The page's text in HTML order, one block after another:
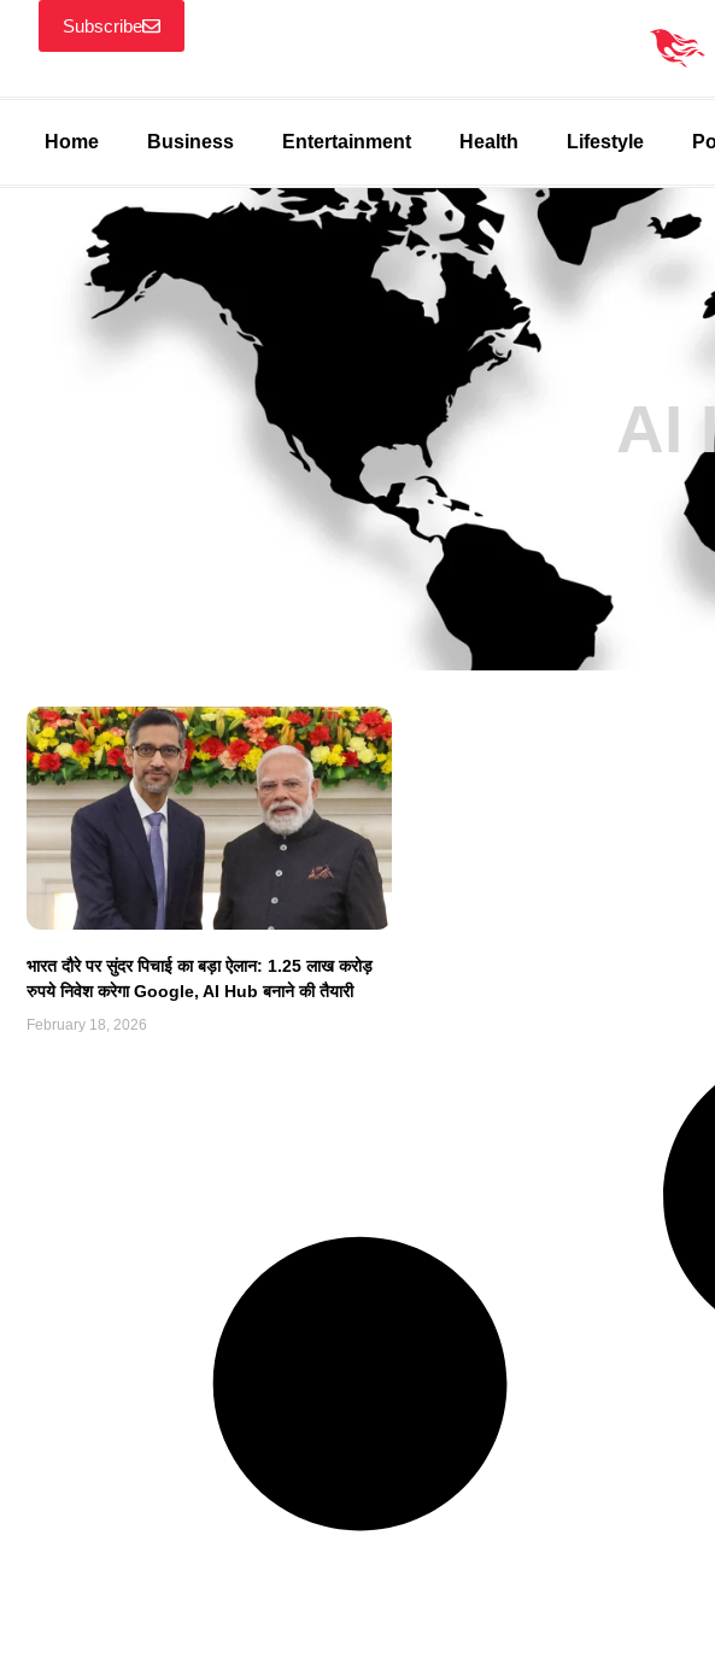
Subscribe
Home Business Entertainment Health Lifestyle
AI
भारत दौरे पर सुंदर पिचाई का बड़ा ऐलान: 1.25 लाख करोड़
रुपये निवेश करेगा Google, AI Hub बनाने की तैयारी
February 18, 2026